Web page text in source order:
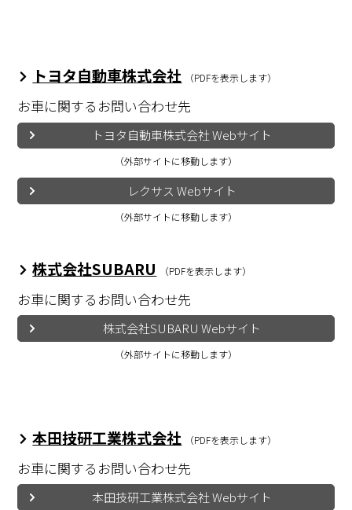
トヨタ自動車株式会社 （PDFを表示します）
お車に関するお問い合わせ先
トヨタ自動車株式会社 Webサイト
（外部サイトに移動します）
レクサス Webサイト
（外部サイトに移動します）
株式会社SUBARU （PDFを表示します）
お車に関するお問い合わせ先
株式会社SUBARU Webサイト
（外部サイトに移動します）
本田技研工業株式会社 （PDFを表示します）
お車に関するお問い合わせ先
本田技研工業株式会社 Webサイト